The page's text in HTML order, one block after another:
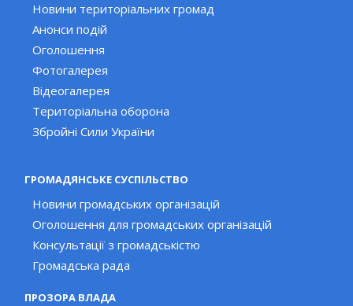
Новини територіальних громад
Анонси подій
Оголошення
Фотогалерея
Відеогалерея
Територіальна оборона
Збройні Сили України
ГРОМАДЯНСЬКЕ СУСПІЛЬСТВО
Новини громадських організацій
Оголошення для громадських організацій
Консультації з громадськістю
Громадська рада
ПРОЗОРА ВЛАДА